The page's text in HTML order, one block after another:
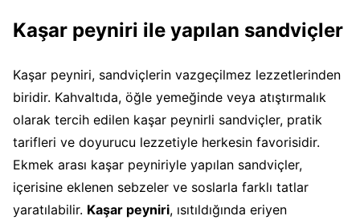
Kaşar peyniri ile yapılan sandviçler
Kaşar peyniri, sandviçlerin vazgeçilmez lezzetlerinden
biridir. Kahvaltıda, öğle yemeğinde veya atıştırmalık
olarak tercih edilen kaşar peynirli sandviçler, pratik
tarifleri ve doyurucu lezzetiyle herkesin favorisidir.
Ekmek arası kaşar peyniriyle yapılan sandviçler,
içerisine eklenen sebzeler ve soslarla farklı tatlar
yaratılabilir. Kaşar peyniri, ısıtıldığında eriyen